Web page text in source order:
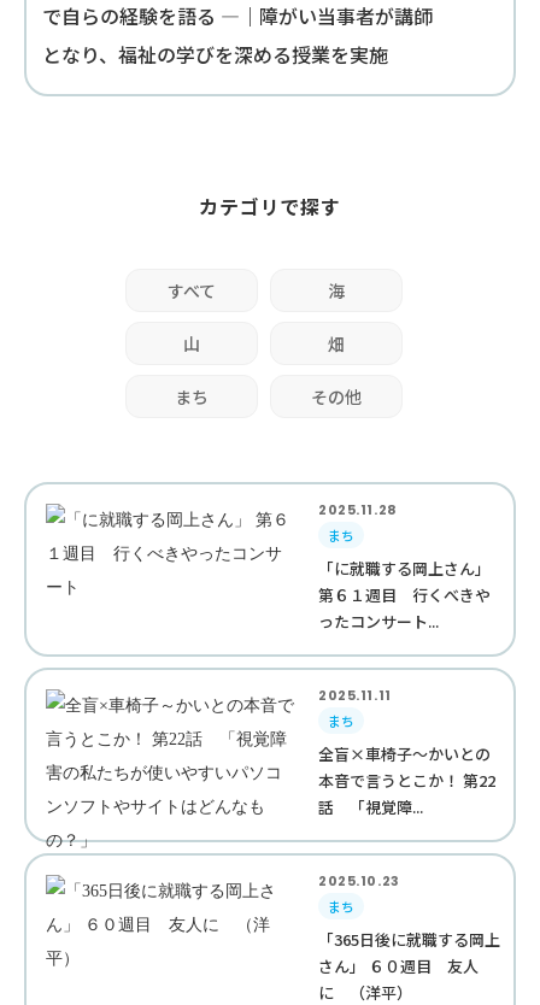
で自らの経験を語る —｜障がい当事者が講師
となり、福祉の学びを深める授業を実施
カテゴリで探す
すべて 海
山 畑
まち その他
2025.11.28
まち
「に就職する岡上さん」
第６１週目 行くべきや
ったコンサート...
2025.11.11
まち
全盲×車椅子～かいとの
本音で言うとこか！ 第22
話 「視覚障...
2025.10.23
まち
「365日後に就職する岡上
さん」 ６０週目 友人
に （洋平）